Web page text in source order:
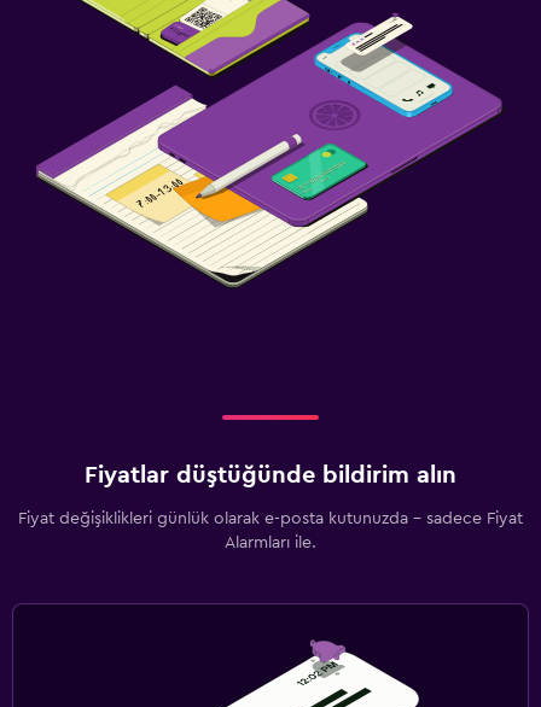
Fiyatlar düştüğünde bildirim alın
Fiyat değişiklikleri günlük olarak e-posta kutunuzda - sadece Fiyat
Alarmları ile.